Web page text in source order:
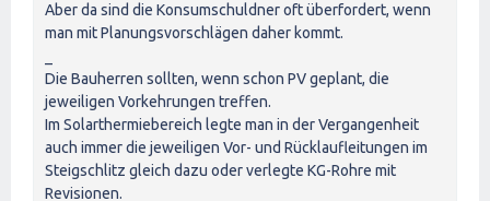
Aber da sind die Konsumschuldner oft überfordert, wenn
man mit Planungsvorschlägen daher kommt.
Die Bauherren sollten, wenn schon PV geplant, die
jeweiligen Vorkehrungen treffen.
Im Solarthermiebereich legte man in der Vergangenheit
auch immer die jeweiligen Vor- und Rücklaufleitungen im
Steigschlitz gleich dazu oder verlegte KG-Rohre mit
Revisionen.